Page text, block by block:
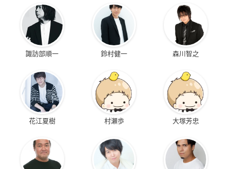
諏訪部順一 鈴村健一 森川智之
花江夏樹 村瀬歩 大塚芳忠